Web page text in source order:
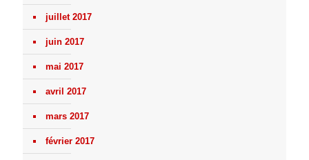
juillet 2017
juin 2017
mai 2017
avril 2017
mars 2017
février 2017